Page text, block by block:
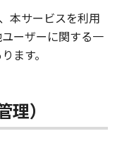
本サービスを利用
ーザーに関する一
ます。
）